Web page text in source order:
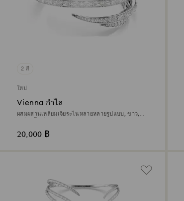
2 สี
ใหม่
Vienna กำไล
ผสมผสานเหลี่ยมเจียระไนหลายหลายรูปแบบ, ขาว,
20,000 ฿